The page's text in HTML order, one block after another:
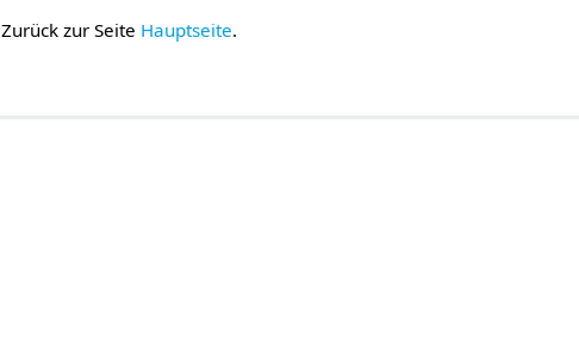
Zurück zur Seite Hauptseite.